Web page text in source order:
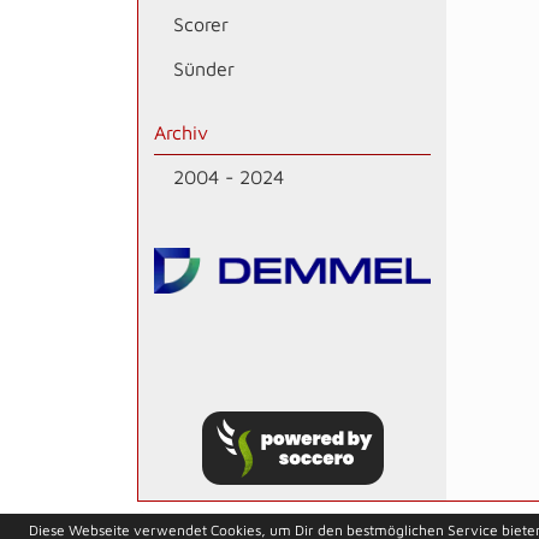
Scorer
Sünder
Archiv
2004 - 2024
soccero.de
Diese Webseite verwendet Cookies, um Dir den bestmöglichen Service